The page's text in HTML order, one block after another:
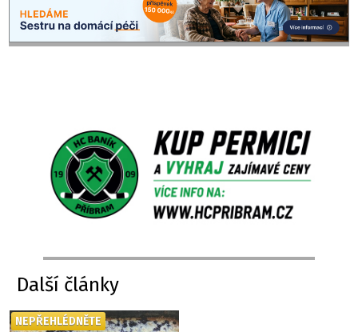
Další články
NEPŘEHLÉDNĚTE